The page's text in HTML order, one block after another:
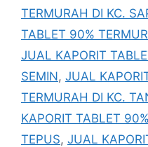
TERMURAH DI KC.
TABLET 90%
JUAL KAPORIT
SEMIN, JUAL
TERMURAH DI KC.
KAPORIT TABLET
TEPUS, JUAL